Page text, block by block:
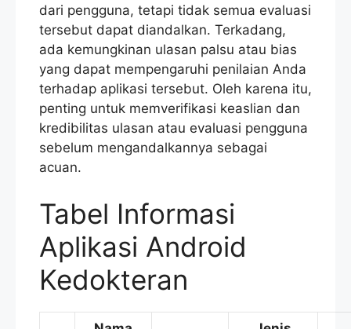
dari pengguna, tetapi tidak semua evaluasi
tersebut dapat diandalkan. Terkadang,
ada kemungkinan ulasan palsu atau bias
yang dapat mempengaruhi penilaian Anda
terhadap aplikasi tersebut. Oleh karena itu,
penting untuk memverifikasi keaslian dan
kredibilitas ulasan atau evaluasi pengguna
sebelum mengandalkannya sebagai
acuan.
Tabel Informasi
Aplikasi Android
Kedokteran